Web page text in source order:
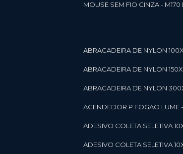
MOUSE SEM FIO CINZA -
ABRACADEIRA DE NYLON
ABRACADEIRA DE NYLON
ABRACADEIRA DE NYLON
ACENDEDOR P FOGAO LUME
ADESIVO COLETA SELETIVA
ADESIVO COLETA SELETIVA